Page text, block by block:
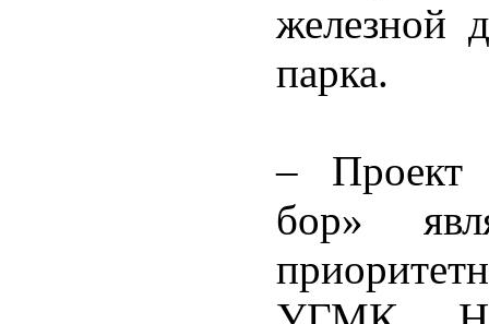
железной
парка.
– Проект
бор»